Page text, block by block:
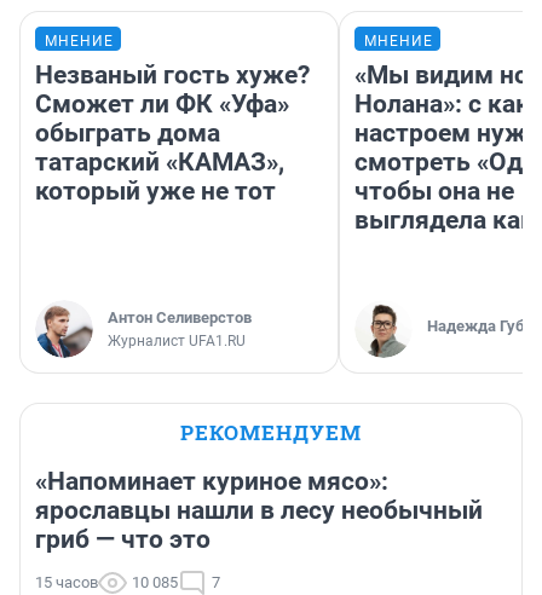
МНЕНИЕ
Незваный гость хуже?
Сможет ли ФК «Уфа»
обыграть дома
татарский «КАМАЗ»,
который уже не тот
Антон Селиверстов
Журналист UFA1.RU
МНЕНИЕ
«Мы видим
Нолана»: с
настроем
смотреть
чтобы она не
выглядела как
Надежда
РЕКОМЕНДУЕМ
«Напоминает куриное мясо»:
ярославцы нашли в лесу необычный
гриб — что это
15 часов 10 085 7